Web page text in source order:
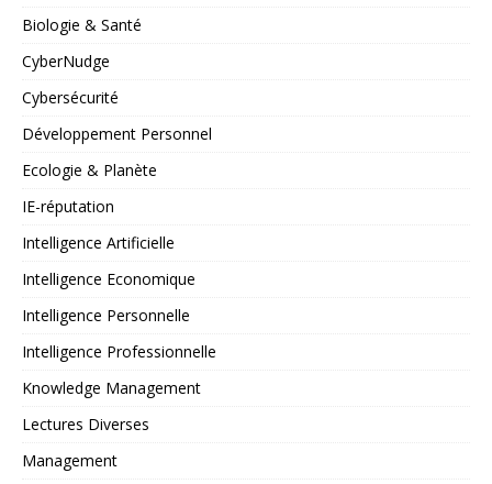
Biologie & Santé
CyberNudge
Cybersécurité
Développement Personnel
Ecologie & Planète
IE-réputation
Intelligence Artificielle
Intelligence Economique
Intelligence Personnelle
Intelligence Professionnelle
Knowledge Management
Lectures Diverses
Management